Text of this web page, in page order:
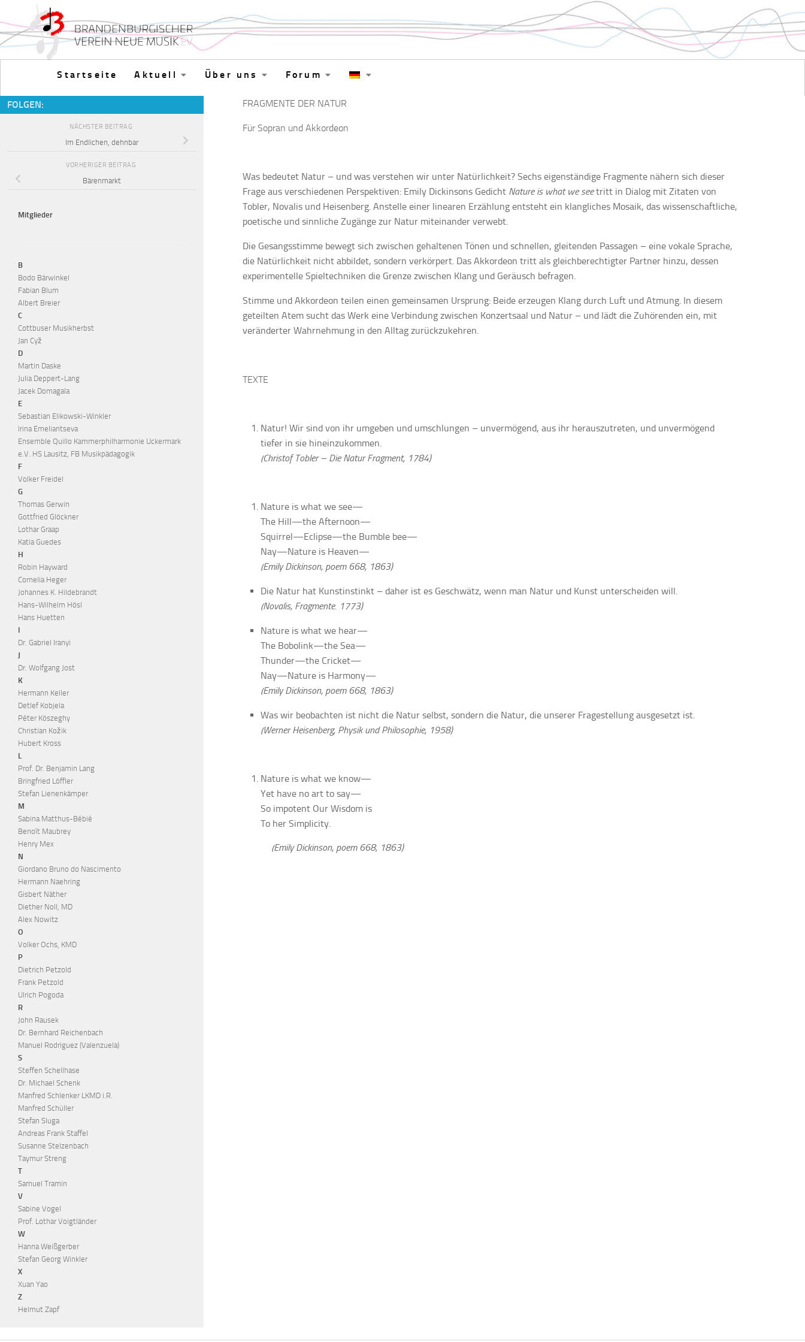
Zum Inhalt springen
Startseite Aktuell Über uns Forum
FRAGMENTE DER NATUR
Für Sopran und Akkordeon
Was bedeutet Natur – und was verstehen wir unter Natürlichkeit? Sechs eigenständige Fragmente nähern sich dieser
Frage aus verschiedenen Perspektiven: Emily Dickinsons Gedicht Nature is what we seetritt in Dialog mit Zitaten von
Tobler, Novalis und Heisenberg. Anstelle einer linearen Erzählung entsteht ein klangliches Mosaik, das wissenschaftliche,
poetische und sinnliche Zugänge zur Natur miteinander verwebt.
Die Gesangsstimme bewegt sich zwischen gehaltenen Tönen und schnellen, gleitenden Passagen – eine vokale Sprache,
die Natürlichkeit nicht abbildet, sondern verkörpert. Das Akkordeon tritt als gleichberechtigter Partner hinzu, dessen
experimentelle Spieltechniken die Grenze zwischen Klang und Geräusch befragen.
Stimme und Akkordeon teilen einen gemeinsamen Ursprung: Beide erzeugen Klang durch Luft und Atmung. In diesem
geteilten Atem sucht das Werk eine Verbindung zwischen Konzertsaal und Natur – und lädt die Zuhörenden ein, mit
veränderter Wahrnehmung in den Alltag zurückzukehren.
TEXTE
Natur! Wir sind von ihr umgeben und umschlungen – unvermögend, aus ihr herauszutreten, und unvermögend
tiefer in sie hineinzukommen.
(Christof Tobler – Die Natur Fragment, 1784)
Nature is what we see—
The Hill—the Afternoon—
Squirrel—Eclipse—the Bumble bee—
Nay—Nature is Heaven—
(Emily Dickinson, poem 668, 1863)
Die Natur hat Kunstinstinkt – daher ist es Geschwätz, wenn man Natur und Kunst unterscheiden will.
(Novalis, Fragmente. 1773)
Nature is what we hear—
The Bobolink—the Sea—
Thunder—the Cricket—
Nay—Nature is Harmony—
(Emily Dickinson, poem 668, 1863)
Was wir beobachten ist nicht die Natur selbst, sondern die Natur, die unserer Fragestellung ausgesetzt ist.
(Werner Heisenberg, Physik und Philosophie, 1958)
Nature is what we know—
Yet have no art to say—
So impotent Our Wisdom is
To her Simplicity.
(Emily Dickinson, poem 668, 1863)
FOLGEN:
NÄCHSTER BEITRAG
Im Endlichen, dehnbar
VORHERIGER BEITRAG
Bärenmarkt
Mitglieder
B
Bodo Bärwinkel
Fabian Blum
Albert Breier
C
Cottbuser Musikherbst
Jan Cyž
D
Martin Daske
Julia Deppert-Lang
Jacek Domagala
E
Sebastian Elikowski-Winkler
Irina Emeliantseva
Ensemble Quillo Kammerphilharmonie Uckermark
e.V. HS Lausitz, FB Musikpädagogik
F
Volker Freidel
G
Thomas Gerwin
Gottfried Glöckner
Lothar Graap
Katia Guedes
H
Robin Hayward
Cornelia Heger
Johannes K. Hildebrandt
Hans-Wilhelm Hösl
Hans Huetten
I
Dr. Gabriel Iranyi
J
Dr. Wolfgang Jost
K
Hermann Keller
Detlef Kobjela
Péter Köszeghy
Christian Kožik
Hubert Kross
L
Prof. Dr. Benjamin Lang
Bringfried Löffler
Stefan Lienenkämper
M
Sabina Matthus-Bébié
Benoît Maubrey
Henry Mex
N
Giordano Bruno do Nascimento
Hermann Naehring
Gisbert Näther
Diether Noll, MD
Alex Nowitz
O
Volker Ochs, KMD
P
Dietrich Petzold
Frank Petzold
Ulrich Pogoda
R
John Rausek
Dr. Bernhard Reichenbach
Manuel Rodriguez (Valenzuela)
S
Steffen Schellhase
Dr. Michael Schenk
Manfred Schlenker LKMD i.R.
Manfred Schüller
Stefan Sluga
Andreas Frank Staffel
Susanne Stelzenbach
Taymur Streng
T
Samuel Tramin
V
Sabine Vogel
Prof. Lothar Voigtländer
W
Hanna Weißgerber
Stefan Georg Winkler
X
Xuan Yao
Z
Helmut Zapf